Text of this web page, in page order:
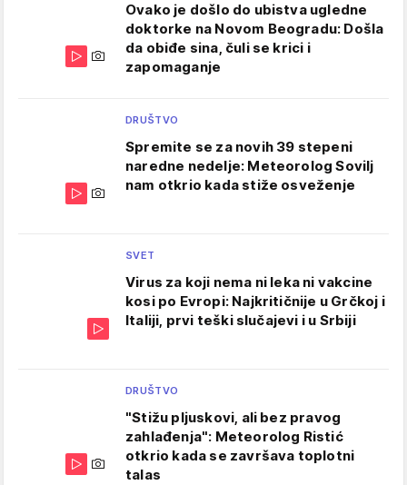
Ovako je došlo do ubistva ugledne
doktorke na Novom Beogradu: Došla
da obiđe sina, čuli se krici i
zapomaganje
DRUŠTVO
Spremite se za novih 39 stepeni
naredne nedelje: Meteorolog Sovilj
nam otkrio kada stiže osveženje
SVET
Virus za koji nema ni leka ni vakcine
kosi po Evropi: Najkritičnije u Grčkoj i
Italiji, prvi teški slučajevi i u Srbiji
DRUŠTVO
"Stižu pljuskovi, ali bez pravog
zahlađenja": Meteorolog Ristić
otkrio kada se završava toplotni
talas